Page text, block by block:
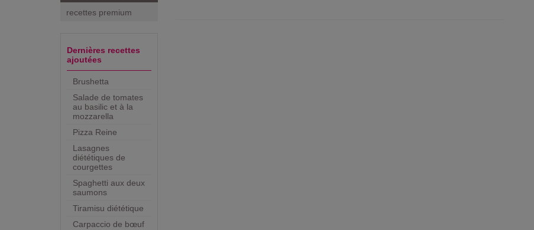
recettes premium
Dernières recettes
ajoutées
Brushetta
Salade de tomates
au basilic et à la
mozzarella
Pizza Reine
Lasagnes
diététiques de
courgettes
Spaghetti aux deux
saumons
Tiramisu diététique
Carpaccio de bœuf